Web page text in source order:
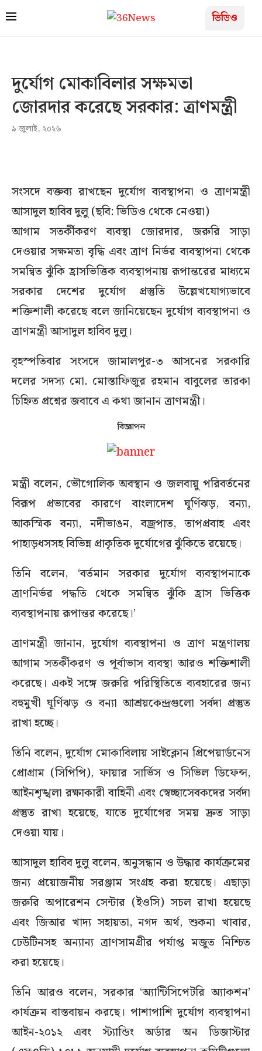
ভিডিও
দুর্যোগ মোকাবিলার সক্ষমতা
জোরদার করেছে সরকার: ত্রাণমন্ত্রী
৯ জুলাই, ২০২৬
সংসদে বক্তব্য রাখছেন দুর্যোগ ব্যবস্থাপনা ও ত্রাণমন্ত্রী
আসাদুল হাবিব দুলু (ছবি: ভিডিও থেকে নেওয়া)
আগাম সতর্কীকরণ ব্যবস্থা জোরদার, জরুরি সাড়া
দেওয়ার সক্ষমতা বৃদ্ধি এবং ত্রাণ নির্ভর ব্যবস্থাপনা থেকে
সমন্বিত ঝুঁকি হ্রাসভিত্তিক ব্যবস্থাপনায় রূপান্তরের মাধ্যমে
সরকার দেশের দুর্যোগ প্রস্তুতি উল্লেখযোগ্যভাবে
শক্তিশালী করেছে বলে জানিয়েছেন দুর্যোগ ব্যবস্থাপনা ও
ত্রাণমন্ত্রী আসাদুল হাবিব দুলু।
বৃহস্পতিবার সংসদে জামালপুর-৩ আসনের সরকারি
দলের সদস্য মো. মোস্তাফিজুর রহমান বাবুলের তারকা
চিহ্নিত প্রশ্নের জবাবে এ কথা জানান ত্রাণমন্ত্রী।
বিজ্ঞাপন
মন্ত্রী বলেন, ভৌগোলিক অবস্থান ও জলবায়ু পরিবর্তনের
বিরূপ প্রভাবের কারণে বাংলাদেশ ঘূর্ণিঝড়, বন্যা,
আকস্মিক বন্যা, নদীভাঙন, বজ্রপাত, তাপপ্রবাহ এবং
পাহাড়ধসসহ বিভিন্ন প্রাকৃতিক দুর্যোগের ঝুঁকিতে রয়েছে।
তিনি বলেন, ‘বর্তমান সরকার দুর্যোগ ব্যবস্থাপনাকে
ত্রাণনির্ভর পদ্ধতি থেকে সমন্বিত ঝুঁকি হ্রাস ভিত্তিক
ব্যবস্থাপনায় রূপান্তর করেছে।’
ত্রাণমন্ত্রী জানান, দুর্যোগ ব্যবস্থাপনা ও ত্রাণ মন্ত্রণালয়
আগাম সতর্কীকরণ ও পূর্বাভাস ব্যবস্থা আরও শক্তিশালী
করেছে। একই সঙ্গে জরুরি পরিস্থিতিতে ব্যবহারের জন্য
বহুমুখী ঘূর্ণিঝড় ও বন্যা আশ্রয়কেন্দ্রগুলো সর্বদা প্রস্তুত
রাখা হচ্ছে।
তিনি বলেন, দুর্যোগ মোকাবিলায় সাইক্লোন প্রিপেয়ার্ডনেস
প্রোগ্রাম (সিপিপি), ফায়ার সার্ভিস ও সিভিল ডিফেন্স,
আইনশৃঙ্খলা রক্ষাকারী বাহিনী এবং স্বেচ্ছাসেবকদের সর্বদা
প্রস্তুত রাখা হয়েছে, যাতে দুর্যোগের সময় দ্রুত সাড়া
দেওয়া যায়।
আসাদুল হাবিব দুলু বলেন, অনুসন্ধান ও উদ্ধার কার্যক্রমের
জন্য প্রয়োজনীয় সরঞ্জাম সংগ্রহ করা হয়েছে। এছাড়া
জরুরি অপারেশন সেন্টার (ইওসি) সচল রাখা হয়েছে
এবং জিআর খাদ্য সহায়তা, নগদ অর্থ, শুকনা খাবার,
ঢেউটিনসহ অন্যান্য ত্রাণসামগ্রীর পর্যাপ্ত মজুত নিশ্চিত
করা হয়েছে।
তিনি আরও বলেন, সরকার ‘অ্যান্টিসিপেটরি অ্যাকশন’
কার্যক্রম বাস্তবায়ন করছে। পাশাপাশি দুর্যোগ ব্যবস্থাপনা
আইন-২০১২ এবং স্ট্যান্ডিং অর্ডার অন ডিজাস্টার